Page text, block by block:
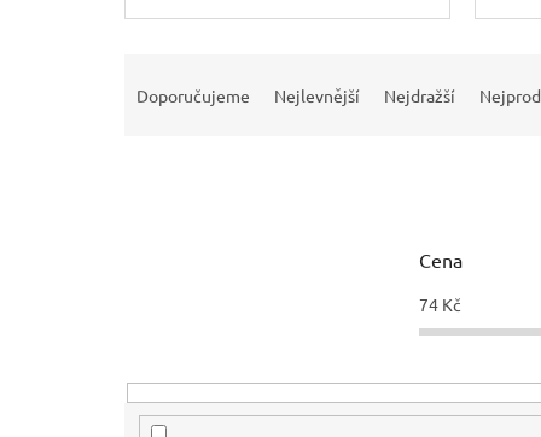
t
ů
Doporučujeme Nejlevnější Nejdražší
Cena
74 Kč